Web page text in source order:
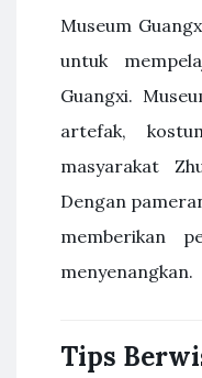
Museum
untuk
Guangxi.
artefak,
masyarakat
Dengan
memberikan
menyenangkan.
Tips